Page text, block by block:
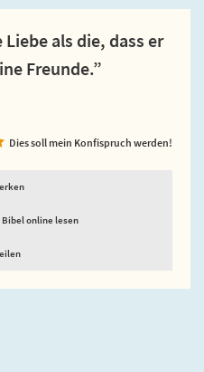
als die, dass er
Freunde.”
Dies soll mein Konfispruch werden!
Bibel online lesen